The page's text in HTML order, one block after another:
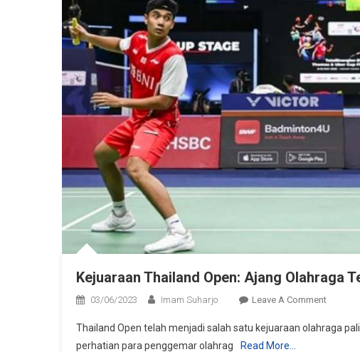
Kejuaraan Thailand Open: Ajang Olahraga
03/06/2023 Imam Suharjo Leave A CommentOn
Thailand
Thailand Open telah menjadi salah satu kejuaraan olahraga
perhatian para penggemar olahrag
Read More…